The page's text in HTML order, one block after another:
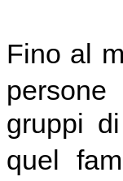
Fino al
gruppi
quel